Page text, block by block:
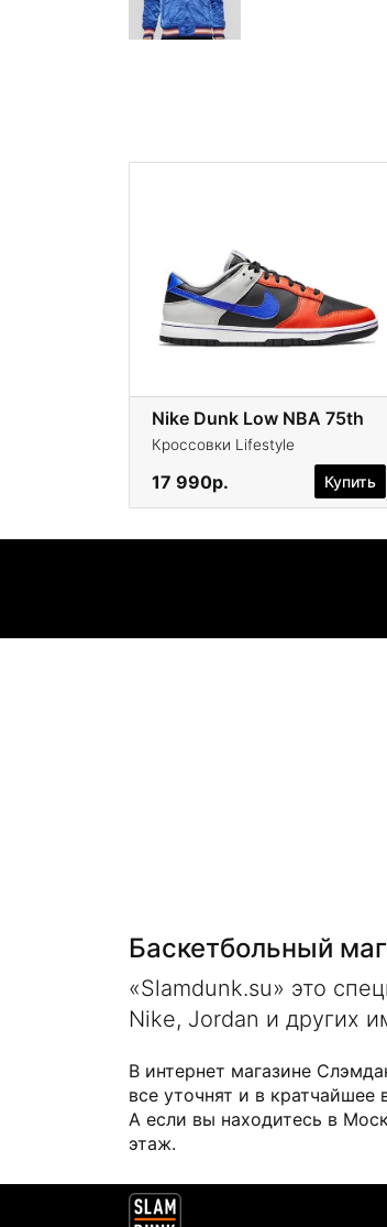
Nike Dunk Low NBA 75th
Кроссовки Lifestyle
17 990р. Купить
Баскетбольный
«Slamdunk.su» это
Nike, Jordan и других
В интернет магазине
все уточнят и в кратчайшее
А если вы находитесь в
этаж.